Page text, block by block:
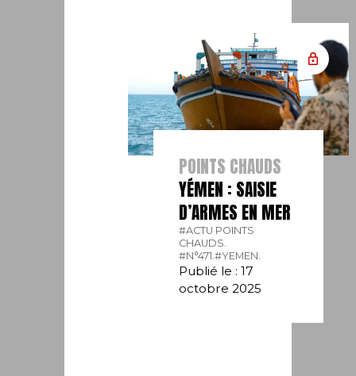
POINTS CHAUDS
YÉMEN : SAISIE
D’ARMES EN MER
#ACTU POINTS
CHAUDS.
#N°471.#YEMEN.
Publié le : 17
octobre 2025